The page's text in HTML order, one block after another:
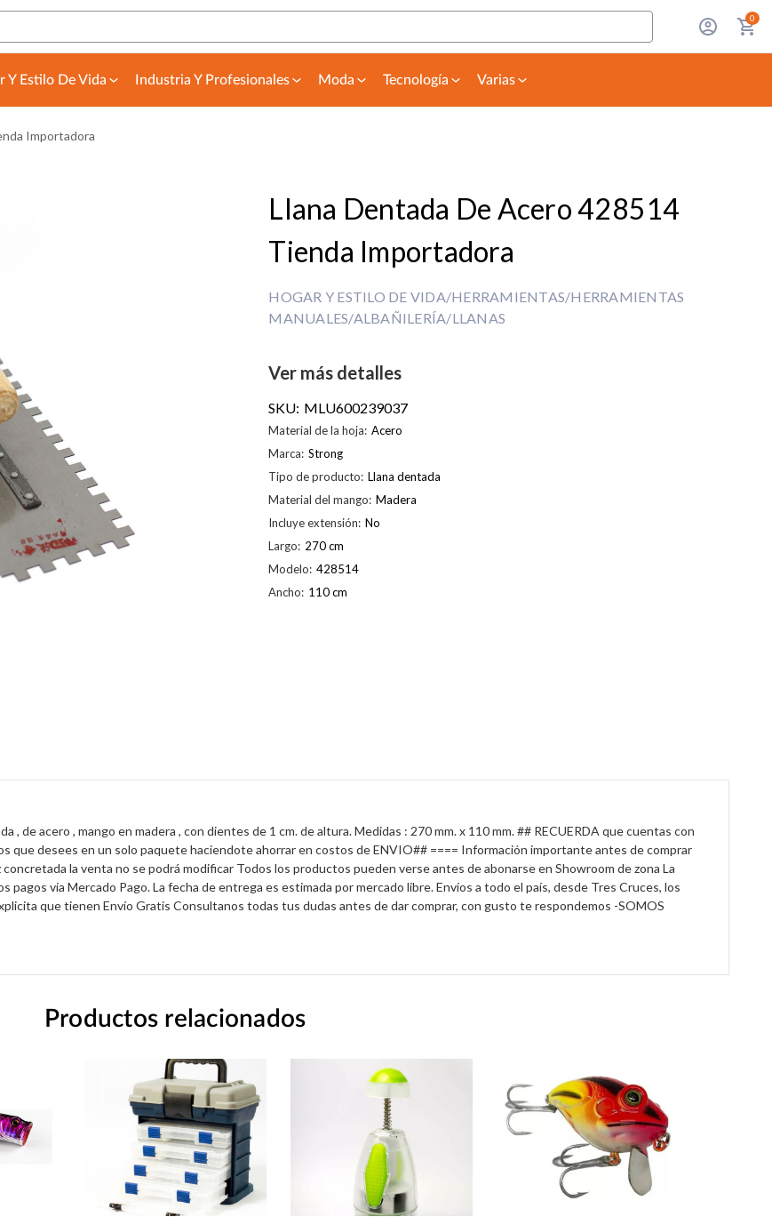
0
Y Estilo De Vida Industria Y Profesionales Moda Tecnología Varias
Importadora
Llana Dentada De Acero 428514
Tienda Importadora
HOGAR Y ESTILO DE VIDA/HERRAMIENTAS/HERRAMIENTAS
MANUALES/ALBAÑILERÍA/LLANAS
Ver más detalles
SKU: MLU600239037
Material de la hoja: Acero
Marca: Strong
Tipo de producto: Llana dentada
Material del mango: Madera
Incluye extensión: No
Largo: 270 cm
Modelo: 428514
Ancho: 110 cm
de acero , mango en madera , con dientes de 1 cm. de altura. Medidas : 270 mm. x 110 mm. ## RECUERDA que cuentas con
que desees en un solo paquete haciendote ahorrar en costos de ENVIO## ==== Información importante antes de comprar
la venta no se podrá modificar Todos los productos pueden verse antes de abonarse en Showroom de zona La
pagos vía Mercado Pago. La fecha de entrega es estimada por mercado libre. Envíos a todo el país, desde Tres Cruces, los
que tienen Envío Gratis Consultanos todas tus dudas antes de dar comprar, con gusto te respondemos -SOMOS
Productos relacionados